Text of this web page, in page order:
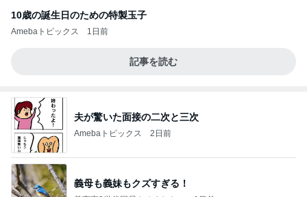
10歳の誕生日のための特製玉子
Amebaトピックス 1日前
記事を読む
夫が驚いた面接の二次と三次
Amebaトピックス 2日前
義母も義妹もクズすぎる！